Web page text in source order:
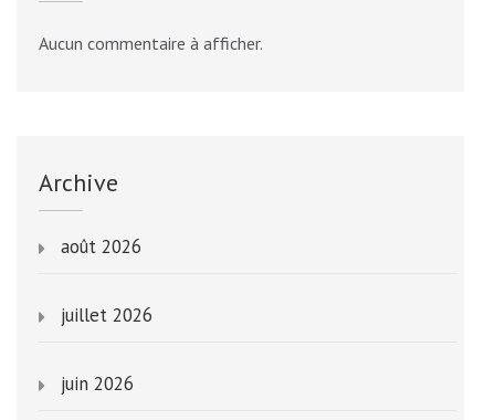
Aucun commentaire à afficher.
Archive
août 2026
juillet 2026
juin 2026